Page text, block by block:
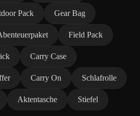
Pack Gear Bag
Field Pack
Carry Case
Carry On Schlafrolle
Aktentasche Stiefel